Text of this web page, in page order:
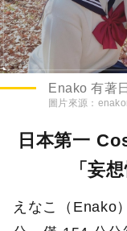
Enako 有著
圖片來源：
日本第一
「妄
えなこ（Enako